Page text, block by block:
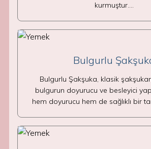
kurmuştur.…
Bulgurlu
Bulgurlu Şakşuka, klasik
bulgurun doyurucu ve besleyici
hem doyurucu hem de sağlıklı bir